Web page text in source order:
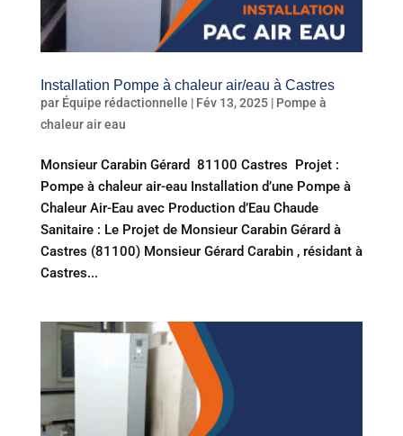
Installation Pompe à chaleur air/eau à Castres
par Équipe rédactionnelle | Fév 13, 2025| Pompe à
chaleur air eau
Monsieur Carabin Gérard 81100 Castres Projet :
Pompe à chaleur air-eau Installation d’une Pompe à
Chaleur Air-Eau avec Production d’Eau Chaude
Sanitaire : Le Projet de Monsieur Carabin Gérard à
Castres (81100) Monsieur Gérard Carabin , résidant à
Castres...